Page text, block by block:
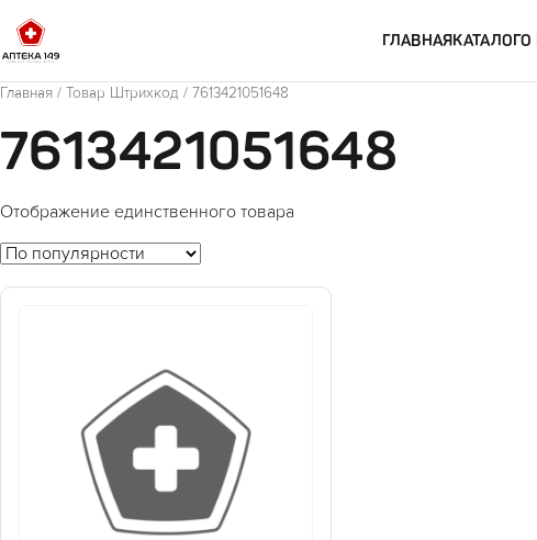
ГЛАВНАЯКАТАЛОГО
Главная / Товар Штрихкод / 7613421051648
7613421051648
Отображение единственного товара